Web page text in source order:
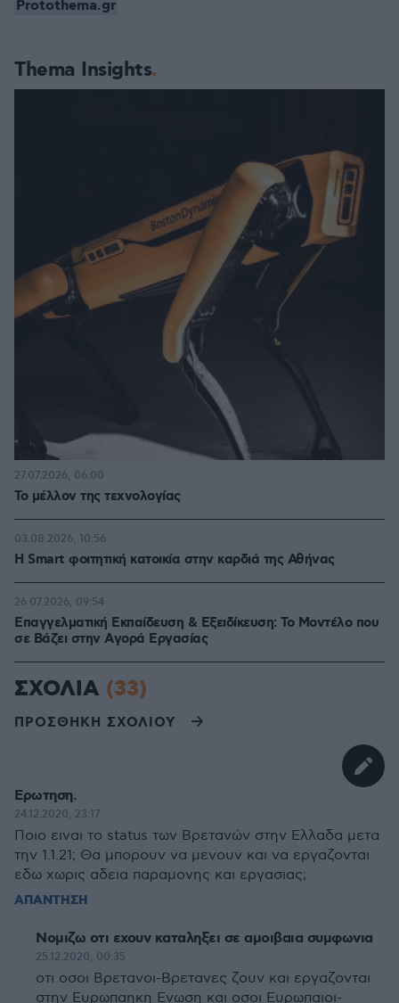
Thema Insights
Το μέλλον της τεχνολογίας
27.07.2026, 06:00
Η Smart φοιτητική κατοικία στην καρδιά της Αθήνας
03.08.2026, 10:56
Επαγγελματική Εκπαίδευση & Εξειδίκευση: Το Mοντέλο που
σε Bάζει στην Aγορά Eργασίας
26.07.2026, 09:54
Protothema.gr
ΣΧΟΛΙΑ (33)
ΠΡΟΣΘΗΚΗ ΣΧΟΛΙΟΥ
Ερωτηση.
24.12.2020, 23:17
Ποιο ειναι το status των Βρετανών στην Ελλαδα μετα
την 1.1.21; Θα μπορουν να μενουν και να εργαζονται
εδω χωρις αδεια παραμονης και εργασιας;
ΑΠΑΝΤΗΣΗ
Νομιζω οτι εχουν καταληξει σε αμοιβαια συμφωνια
25.12.2020, 00:35
οτι οσοι Βρετανοι-Βρετανες ζουν και εργαζονται
στην Ευρωπαηκη Ενωση και οσοι Ευρωπαιοι-